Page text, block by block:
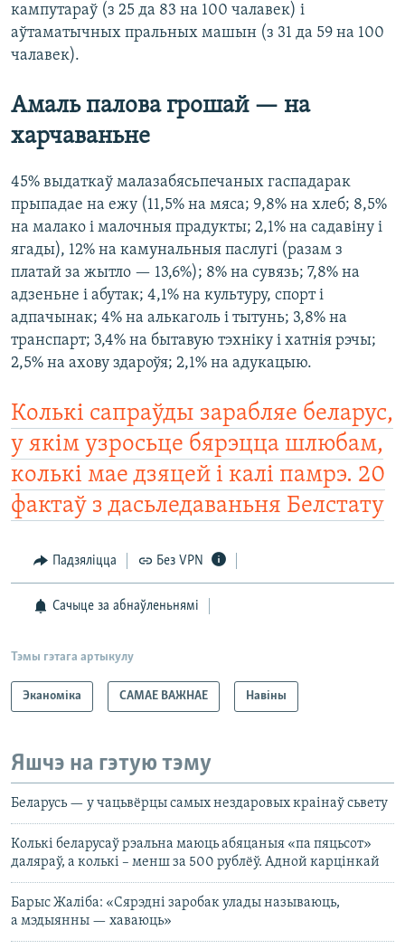
кампутараў (з 25 да 83 на 100 чалавек) і
аўтаматычных пральных машын (з 31 да 59 на 100
чалавек).
Амаль палова грошай — на
харчаваньне
45% выдаткаў малазабясьпечаных гаспадарак
прыпадае на ежу (11,5% на мяса; 9,8% на хлеб; 8,5%
на малако і малочныя прадукты; 2,1% на садавіну і
ягады), 12% на камунальныя паслугі (разам з
платай за жытло — 13,6%); 8% на сувязь; 7,8% на
адзеньне і абутак; 4,1% на культуру, спорт і
адпачынак; 4% на алькаголь і тытунь; 3,8% на
транспарт; 3,4% на бытавую тэхніку і хатнія рэчы;
2,5% на ахову здароўя; 2,1% на адукацыю.
Колькі сапраўды зарабляе беларус,
у якім узросьце бярэцца шлюбам,
колькі мае дзяцей і калі памрэ. 20
фактаў з дасьледаваньня Белстату
Падзяліцца Без VPN
Сачыце за абнаўленьнямі
Тэмы гэтага артыкулу
Эканоміка САМАЕ ВАЖНАЕ Навіны
Яшчэ на гэтую тэму
Беларусь — у чацьвёрцы самых нездаровых краінаў сьвету
Колькі беларусаў рэальна маюць абяцаныя «па пяцьсот»
даляраў, а колькі – менш за 500 рублёў. Адной карцінкай
Барыс Жаліба: «Сярэдні заробак улады называюць,
а мэдыянны — хаваюць»